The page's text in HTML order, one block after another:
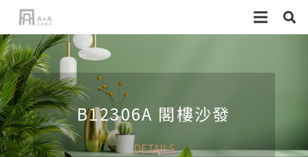
B12306A 閣樓沙發
DETAILS